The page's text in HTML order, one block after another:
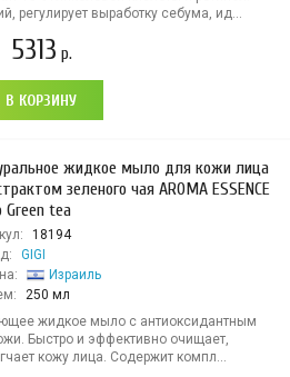
регулирует выработку себума, ид...
5313 р.
В КОРЗИНУ
жидкое мыло для кожи лица
зеленого чая AROMA ESSENCE
Green tea
18194
GIGI
Израиль
250 мл
жидкое мыло с антиоксидантным
Быстро и эффективно очищает,
кожу лица. Содержит компл...